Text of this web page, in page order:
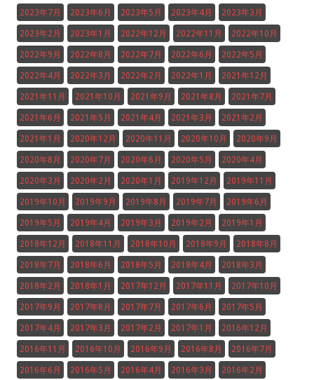
2023年7月 2023年6月 2023年5月 2023年4月 2023年3月
2023年2月 2023年1月 2022年12月 2022年11月 2022年10月
2022年9月 2022年8月 2022年7月 2022年6月 2022年5月
2022年4月 2022年3月 2022年2月 2022年1月 2021年12月
2021年11月 2021年10月 2021年9月 2021年8月 2021年7月
2021年6月 2021年5月 2021年4月 2021年3月 2021年2月
2021年1月 2020年12月 2020年11月 2020年10月 2020年9月
2020年8月 2020年7月 2020年6月 2020年5月 2020年4月
2020年3月 2020年2月 2020年1月 2019年12月 2019年11月
2019年10月 2019年9月 2019年8月 2019年7月 2019年6月
2019年5月 2019年4月 2019年3月 2019年2月 2019年1月
2018年12月 2018年11月 2018年10月 2018年9月 2018年8月
2018年7月 2018年6月 2018年5月 2018年4月 2018年3月
2018年2月 2018年1月 2017年12月 2017年11月 2017年10月
2017年9月 2017年8月 2017年7月 2017年6月 2017年5月
2017年4月 2017年3月 2017年2月 2017年1月 2016年12月
2016年11月 2016年10月 2016年9月 2016年8月 2016年7月
2016年6月 2016年5月 2016年4月 2016年3月 2016年2月